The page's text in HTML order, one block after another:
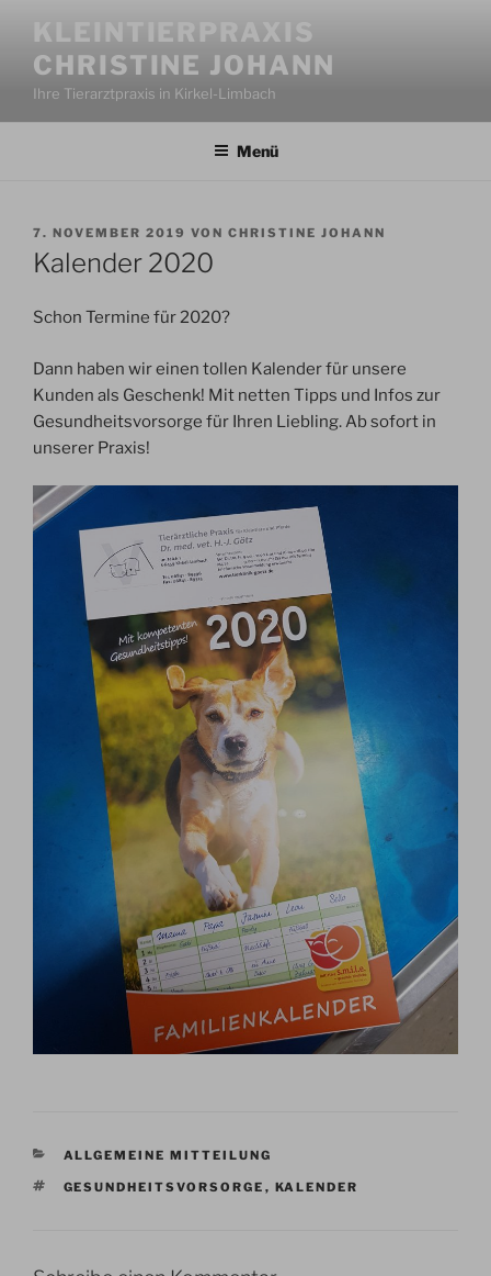
Inhalt
springen
KLEINTIERPRAXIS
CHRISTINE JOHANN
Ihre Tierarztpraxis in Kirkel-Limbach
Menü
VERÖFFENTLICHT
AM
7. NOVEMBER 2019 VON CHRISTINE JOHANN
Kalender 2020
Schon Termine für 2020?
Dann haben wir einen tollen Kalender für unsere
Kunden als Geschenk! Mit netten Tipps und Infos zur
Gesundheitsvorsorge für Ihren Liebling. Ab sofort in
unserer Praxis!
KATEGORIEN
ALLGEMEINE MITTEILUNG
SCHLAGWÖRTER
GESUNDHEITSVORSORGE , KALENDER